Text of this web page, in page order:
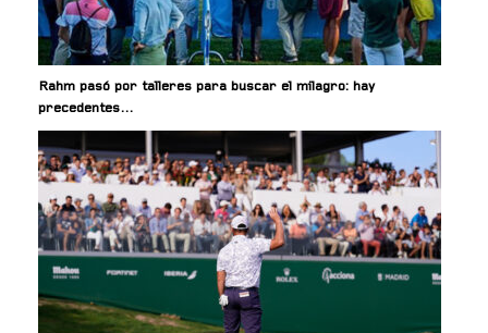
Rahm pasó por talleres para buscar el milagro: hay
precedentes…